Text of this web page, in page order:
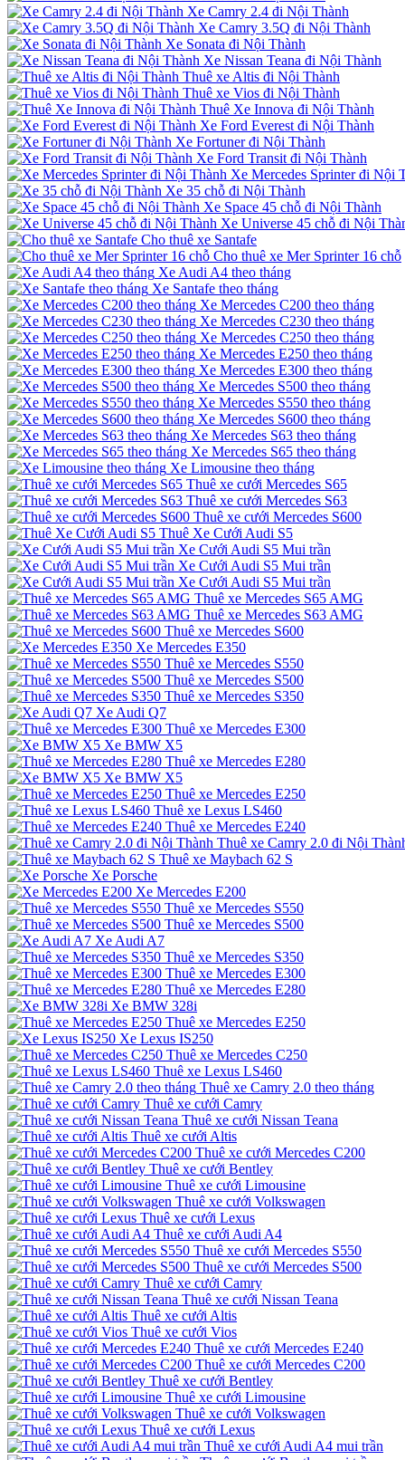
Xe Camry 2.4 đi Nội Thành
Xe Camry 3.5Q đi Nội Thành
Xe Sonata đi Nội Thành
Xe Nissan Teana đi Nội Thành
Thuê xe Altis đi Nội Thành
Thuê xe Vios đi Nội Thành
Thuê Xe Innova đi Nội Thành
Xe Ford Everest đi Nội Thành
Xe Fortuner đi Nội Thành
Xe Ford Transit đi Nội Thành
Xe Mercedes Sprinter đi Nội
Xe 35 chỗ đi Nội Thành
Xe Space 45 chỗ đi Nội Thành
Xe Universe 45 chỗ đi Nội
Cho thuê xe Santafe
Cho thuê xe Mer Sprinter 16 chỗ
Xe Audi A4 theo tháng
Xe Santafe theo tháng
Xe Mercedes C200 theo tháng
Xe Mercedes C230 theo tháng
Xe Mercedes C250 theo tháng
Xe Mercedes E250 theo tháng
Xe Mercedes E300 theo tháng
Xe Mercedes S500 theo tháng
Xe Mercedes S550 theo tháng
Xe Mercedes S600 theo tháng
Xe Mercedes S63 theo tháng
Xe Mercedes S65 theo tháng
Xe Limousine theo tháng
Thuê xe cưới Mercedes S65
Thuê xe cưới Mercedes S63
Thuê xe cưới Mercedes S600
Thuê Xe Cưới Audi S5
Xe Cưới Audi S5 Mui trần
Xe Cưới Audi S5 Mui trần
Xe Cưới Audi S5 Mui trần
Thuê xe Mercedes S65 AMG
Thuê xe Mercedes S63 AMG
Thuê xe Mercedes S600
Xe Mercedes E350
Thuê xe Mercedes S550
Thuê xe Mercedes S500
Thuê xe Mercedes S350
Xe Audi Q7
Thuê xe Mercedes E300
Xe BMW X5
Thuê xe Mercedes E280
Xe BMW X5
Thuê xe Mercedes E250
Thuê xe Lexus LS460
Thuê xe Mercedes E240
Thuê xe Camry 2.0 đi Nội
Thuê xe Maybach 62 S
Xe Porsche
Xe Mercedes E200
Thuê xe Mercedes S550
Thuê xe Mercedes S500
Xe Audi A7
Thuê xe Mercedes S350
Thuê xe Mercedes E300
Thuê xe Mercedes E280
Xe BMW 328i
Thuê xe Mercedes E250
Xe Lexus IS250
Thuê xe Mercedes C250
Thuê xe Lexus LS460
Thuê xe Camry 2.0 theo tháng
Thuê xe cưới Camry
Thuê xe cưới Nissan Teana
Thuê xe cưới Altis
Thuê xe cưới Mercedes C200
Thuê xe cưới Bentley
Thuê xe cưới Limousine
Thuê xe cưới Volkswagen
Thuê xe cưới Lexus
Thuê xe cưới Audi A4
Thuê xe cưới Mercedes S550
Thuê xe cưới Mercedes S500
Thuê xe cưới Camry
Thuê xe cưới Nissan Teana
Thuê xe cưới Altis
Thuê xe cưới Vios
Thuê xe cưới Mercedes E240
Thuê xe cưới Mercedes C200
Thuê xe cưới Bentley
Thuê xe cưới Limousine
Thuê xe cưới Volkswagen
Thuê xe cưới Lexus
Thuê xe cưới Audi A4 mui trần